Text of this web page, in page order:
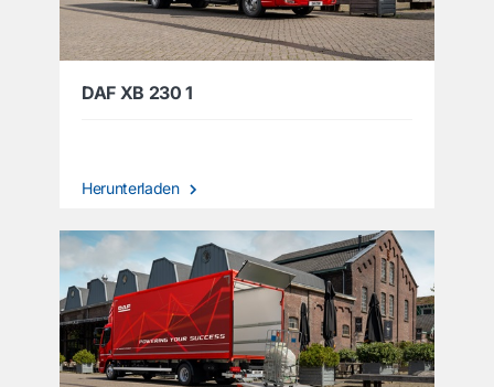
DAF XB 230 1
Herunterladen